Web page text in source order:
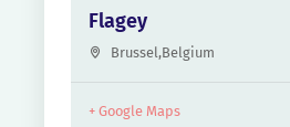
Flagey
Brussel,Belgium
+ Google Maps